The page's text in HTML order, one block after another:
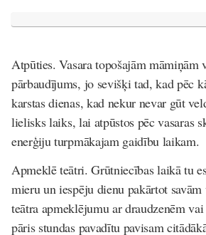
Atpūties. Vasara topošajām māmiņām
pārbaudījums, jo sevišķi tad, kad pēc
karstas dienas, kad nekur nevar gūt
lielisks laiks, lai atpūstos pēc vasaras
enerģiju turpmākajam gaidību laikam.
Apmeklē teātri. Grūtniecības laikā tu
mieru un iespēju dienu pakārtot
teātra apmeklējumu ar draudzenēm
pāris stundas pavadītu pavisam